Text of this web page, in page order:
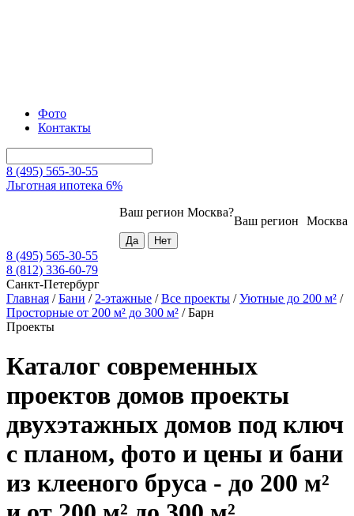
Фото
Контакты
8 (495) 565-30-55
Льготная ипотека 6%
Москва
Ваш регион
Ваш регион Москва?
8 (495) 565-30-55
8 (812) 336-60-79
Санкт-Петербург
Главная /Бани / 2-этажные /Все проекты /Уютные до 200 м² /
Просторные от 200 м² до 300 м² /Барн
Проекты
Каталог современных
проектов домов проекты
двухэтажных домов под ключ
с планом, фото и цены и бани
из клееного бруса - до 200 м²